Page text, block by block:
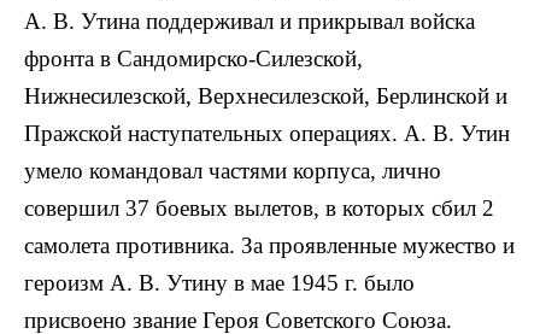
А. В. Утина поддерживал и прикрывал войска
фронта в Сандомирско-Силезской,
Нижнесилезской, Верхнесилезской, Берлинской и
Пражской наступательных операциях. А. В. Утин
умело командовал частями корпуса, лично
совершил 37 боевых вылетов, в которых сбил 2
самолета противника. За проявленные мужество и
героизм А. В. Утину в мае 1945 г. было
присвоено звание Героя Советского Союза.